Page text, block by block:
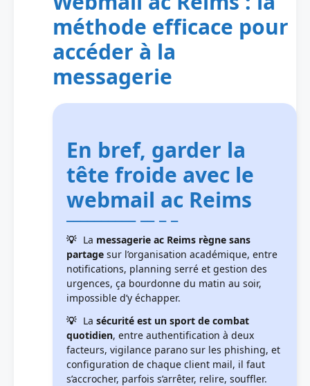
méthode efficace pour
accéder à la
messagerie
En bref, garder la
tête froide avec le
webmail ac Reims
La messagerie ac Reims règne sans
partage sur l’organisation académique, entre
notifications, planning serré et gestion des
urgences, ça bourdonne du matin au soir,
impossible d’y échapper.
La sécurité est un sport de combat
quotidien, entre authentification à deux
facteurs, vigilance parano sur les phishing, et
configuration de chaque client mail, il faut
s’accrocher, parfois s’arrêter, relire, souffler.